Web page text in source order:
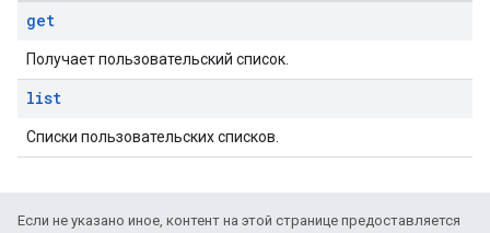
get
Получает пользовательский список.
list
Списки пользовательских списков.
Если не указано иное, контент на этой странице предоставляется